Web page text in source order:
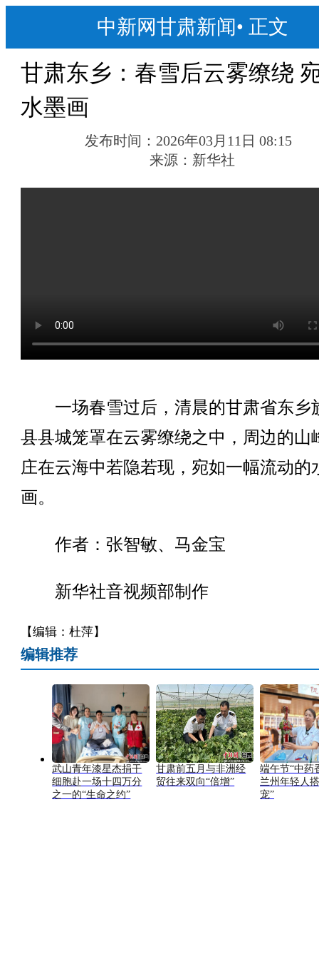
中新网甘肃新闻• 正文
甘肃东乡：春雪后云雾缭绕
水墨画
发布时间： 2026年03月11日 08:15
来源： 新华社
一场春雪过后，清晨的甘肃省东乡
县县城笼罩在云雾缭绕之中，周边的山
庄在云海中若隐若现，宛如一幅流动的
画。
作者：张智敏、马金宝
新华社音视频部制作
【编辑：杜萍】
编辑推荐
武山青年漆星杰捐干
细胞赴一场十四万分
之一的“生命之约”
甘肃前五月与非洲经
贸往来双向“倍增”
端午节“中药
兰州年轻人
宠”